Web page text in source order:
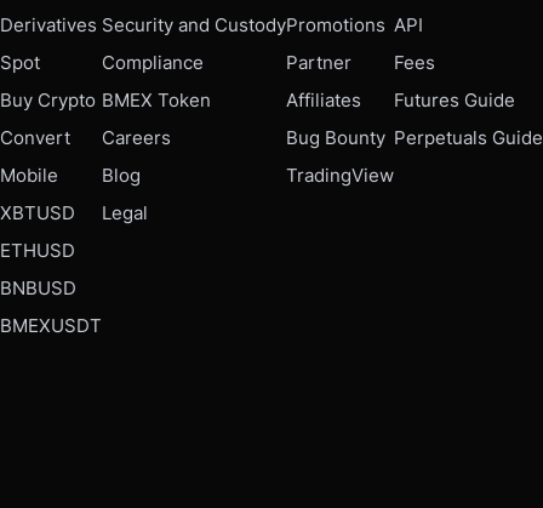
Derivatives
Spot
Buy Crypto
Convert
Mobile
XBTUSD
ETHUSD
BNBUSD
BMEXUSDT
Security and Custody
Compliance
BMEX Token
Careers
Blog
Legal
Promotions
Partner
Affiliates
Bug Bounty
TradingView
API
Fees
Futures Guide
Perpetuals Guide